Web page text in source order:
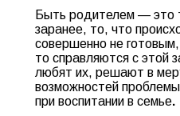
Быть родителем — это
заранее, то, что
совершенно не
то справляются с этой
любят их, решают в
возможностей
при воспитании в семье.